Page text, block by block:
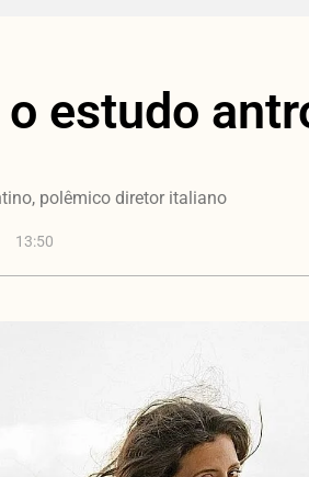
estudo
polêmico diretor italiano
13:50